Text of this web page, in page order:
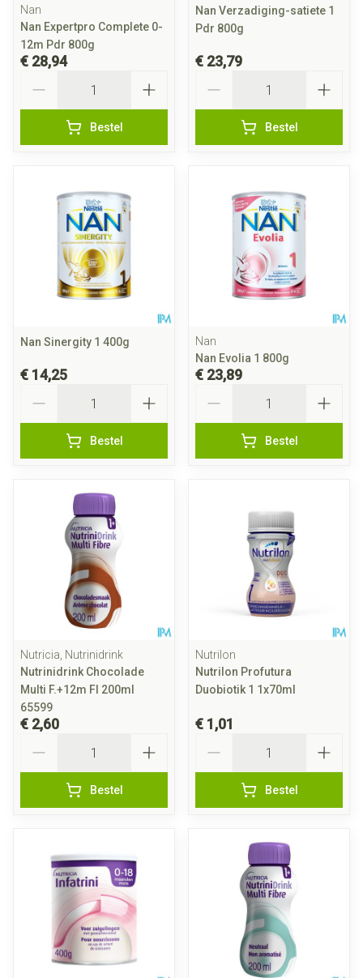
Nan
Nan Expertpro Complete 0-
12m Pdr 800g
€ 28,94
Bestel
Nan Verzadiging-satiete 1
Pdr 800g
€ 23,79
Bestel
Nan Sinergity 1 400g
€ 14,25
Bestel
Nan
Nan Evolia 1 800g
€ 23,89
Bestel
Nutricia, Nutrinidrink
Nutrinidrink Chocolade
Multi F.+12m Fl 200ml
65599
€ 2,60
Bestel
Nutrilon
Nutrilon Profutura
Duobiotik 1 1x70ml
€ 1,01
Bestel